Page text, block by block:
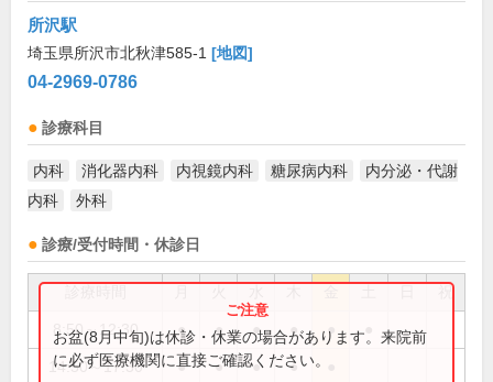
所沢駅
埼玉県所沢市北秋津585-1 [地図]
04-2969-0786
診療科目
内科 消化器内科 内視鏡内科 糖尿病内科
内分泌・代謝
内科
外科
診療/受付時間・休診日
祝
8:50～12:30 ● ● ● ● ●
14:50～17:30 ● ● ● ●
お盆(8月中旬)は休診・休業の場合があります。来院前
に必ず医療機関に直接ご確認ください。